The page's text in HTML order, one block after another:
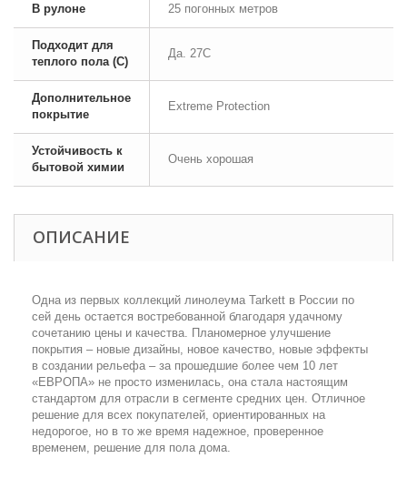
В рулоне 25 погонных метров
Подходит для
теплого пола (С)
Да. 27С
Дополнительное
покрытие
Extreme Protection
Устойчивость к
бытовой химии
Очень хорошая
ОПИСАНИЕ
Одна из первых коллекций линолеума Tarkett в России по
сей день остается востребованной благодаря удачному
сочетанию цены и качества. Планомерное улучшение
покрытия – новые дизайны, новое качество, новые эффекты
в создании рельефа – за прошедшие более чем 10 лет
«ЕВРОПА» не просто изменилась, она стала настоящим
стандартом для отрасли в сегменте средних цен. Отличное
решение для всех покупателей, ориентированных на
недорогое, но в то же время надежное, проверенное
временем, решение для пола дома.